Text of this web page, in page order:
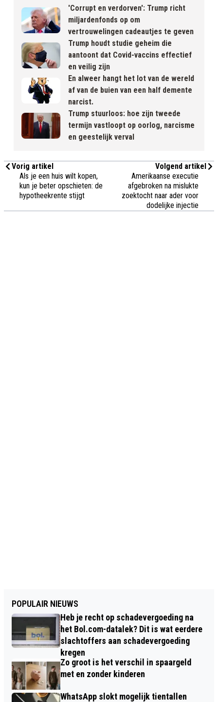
'Corrupt en verdorven': Trump richt
miljardenfonds op om
vertrouwelingen cadeautjes te geven
Trump houdt studie geheim die
aantoont dat Covid-vaccins effectief
en veilig zijn
En alweer hangt het lot van de wereld
af van de buien van een half demente
narcist.
Trump stuurloos: hoe zijn tweede
termijn vastloopt op oorlog, narcisme
en geestelijk verval
Vorig artikel
Als je een huis wilt kopen,
kun je beter opschieten: de
hypotheekrente stijgt
Volgend artikel
Amerikaanse executie
afgebroken na mislukte
zoektocht naar ader voor
dodelijke injectie
POPULAIR NIEUWS
Heb je recht op schadevergoeding na
het Bol.com-datalek? Dit is wat eerdere
slachtoffers aan schadevergoeding
kregen
Zo groot is het verschil in spaargeld
met en zonder kinderen
WhatsApp slokt mogelijk tientallen